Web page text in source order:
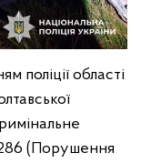
поліції області
(Порушення